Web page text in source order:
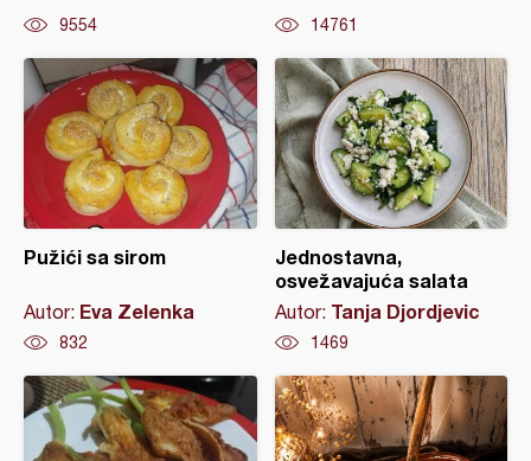
9554 14761
Pužići sa sirom
Autor: Eva Zelenka
832
Jednostavna,
osvežavajuća salata
Autor: Tanja Djordjevic
1469